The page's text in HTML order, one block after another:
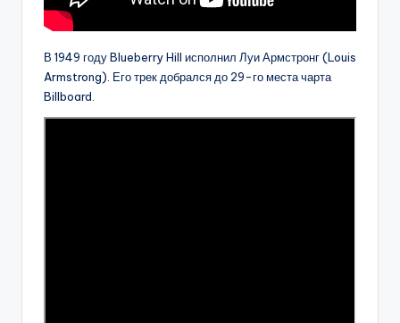
В 1949 году Blueberry Hill исполнил Луи Армстронг (Louis
Armstrong). Его трек добрался до 29-го места чарта
Billboard.